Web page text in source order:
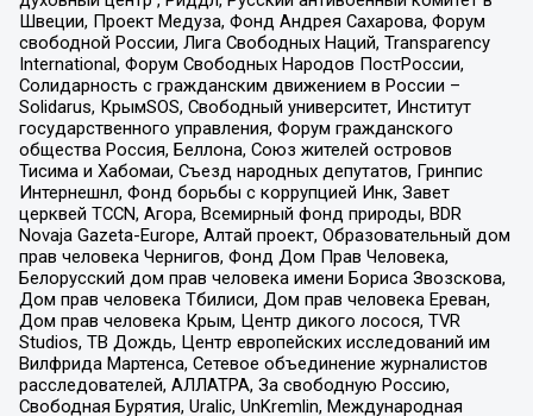
Швеции, Проект Медуза, Фонд Андрея Сахарова, Форум
свободной России, Лига Свободных Наций, Transparеncy
International, Форум Свободных Народов ПостРоссии,
Солидарность с гражданским движением в России –
Solidarus, КрымSOS, Свободный университет, Институт
государственного управления, Форум гражданского
общества Россия, Беллона, Союз жителей островов
Тисима и Хабомаи, Съезд народных депутатов, Гринпис
Интернешнл, Фонд борьбы с коррупцией Инк, Завет
церквей TCCN, Агора, Всемирный фонд природы, BDR
Novaja Gazeta-Europe, Алтай проект, Образовательный дом
прав человека Чернигов, Фонд Дом Прав Человека,
Белорусский дом прав человека имени Бориса Звозскова,
Дом прав человека Тбилиси, Дом прав человека Ереван,
Дом прав человека Крым, Центр дикого лосося, TVR
Studios, ТВ Дождь, Центр европейских исследований им
Вилфрида Мартенса, Сетевое объединение журналистов
расследователей, АЛЛАТРА, За свободную Россию,
Свободная Бурятия, Uralic, UnKremlin, Международная